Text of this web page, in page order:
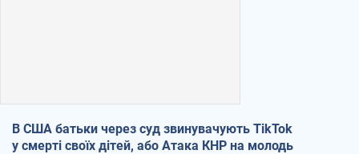
В США батьки через суд звинувачують TikTok
у смерті своїх дітей, або Атака КНР на молодь